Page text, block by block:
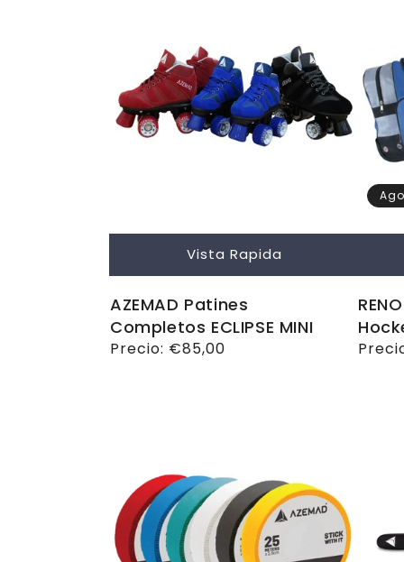
Vista Rapida
AZEMAD Patines
Completos ECLIPSE MINI
Precio
Precio: €85,00